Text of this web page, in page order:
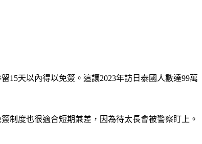
15天以內得以免簽。這讓2023年訪日泰國人數達99萬
制度也很適合短期兼差，因為待太長會被警察盯上。